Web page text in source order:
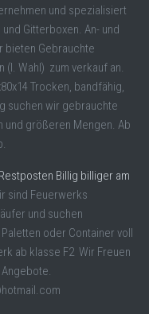
und spezialisiert
Gitterboxen. An- und
bieten Gebrauchte
(I. Wahl) zum verkauf an.
Trocken, bandfähig,
suchen wir gebrauchte
und größeren Mengen. Ab
Billig billiger am
sind Feuerwerks
und suchen
oder Container voll
ab klasse F2 Wir Freuen